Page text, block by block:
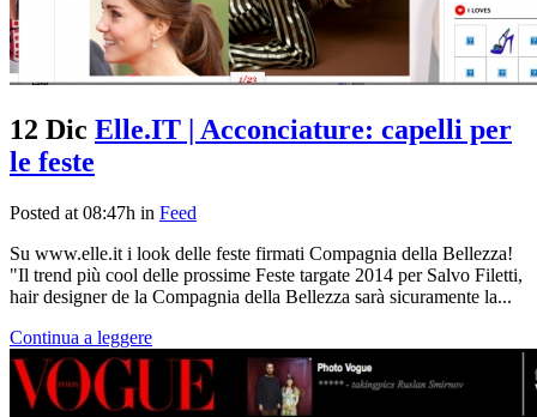
12 Dic Elle.IT | Acconciature: capelli per
le feste
Posted at 08:47h in Feed
Su www.elle.it i look delle feste firmati Compagnia della Bellezza!
"Il trend più cool delle prossime Feste targate 2014 per Salvo Filetti,
hair designer de la Compagnia della Bellezza sarà sicuramente la...
Continua a leggere